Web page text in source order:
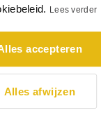
voor maatwerk, de
5-7 werkdagen
Lees verder
accepteren
Alles afwijzen